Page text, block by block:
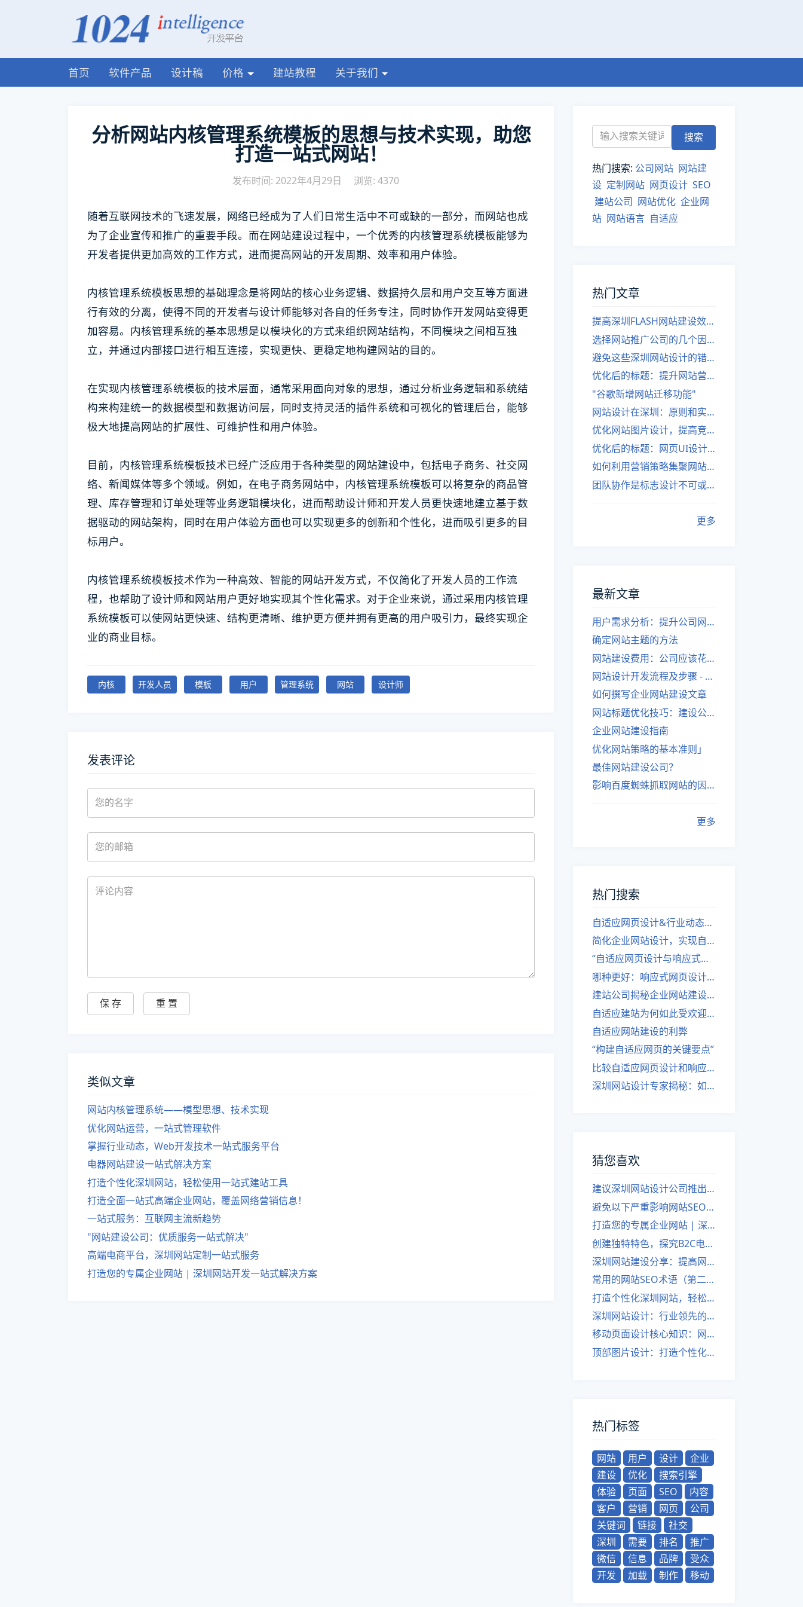
首页 软件产品 设计稿 价格 建站教程 关于我们
分析网站内核管理系统模板的思想与技术实现，助您
打造一站式网站！
发布时间: 2022年4月29日 浏览: 4370
随着互联网技术的飞速发展，网络已经成为了人们日常生活中不可或缺的一部分，而网站也成
为了企业宣传和推广的重要手段。而在网站建设过程中，一个优秀的内核管理系统模板能够为
开发者提供更加高效的工作方式，进而提高网站的开发周期、效率和用户体验。
内核管理系统模板思想的基础理念是将网站的核心业务逻辑、数据持久层和用户交互等方面进
行有效的分离，使得不同的开发者与设计师能够对各自的任务专注，同时协作开发网站变得更
加容易。内核管理系统的基本思想是以模块化的方式来组织网站结构，不同模块之间相互独
立，并通过内部接口进行相互连接，实现更快、更稳定地构建网站的目的。
在实现内核管理系统模板的技术层面，通常采用面向对象的思想，通过分析业务逻辑和系统结
构来构建统一的数据模型和数据访问层，同时支持灵活的插件系统和可视化的管理后台，能够
极大地提高网站的扩展性、可维护性和用户体验。
目前，内核管理系统模板技术已经广泛应用于各种类型的网站建设中，包括电子商务、社交网
络、新闻媒体等多个领域。例如，在电子商务网站中，内核管理系统模板可以将复杂的商品管
理、库存管理和订单处理等业务逻辑模块化，进而帮助设计师和开发人员更快速地建立基于数
据驱动的网站架构，同时在用户体验方面也可以实现更多的创新和个性化，进而吸引更多的目
标用户。
内核管理系统模板技术作为一种高效、智能的网站开发方式，不仅简化了开发人员的工作流
程，也帮助了设计师和网站用户更好地实现其个性化需求。对于企业来说，通过采用内核管理
系统模板可以使网站更快速、结构更清晰、维护更方便并拥有更高的用户吸引力，最终实现企
业的商业目标。
内核 开发人员 模板 用户 管理系统 网站 设计师
发表评论
类似文章
网站内核管理系统——模型思想、技术实现
优化网站运营，一站式管理软件
掌握行业动态，Web开发技术一站式服务平台
电器网站建设一站式解决方案
打造个性化深圳网站，轻松使用一站式建站工具
打造全面一站式高端企业网站，覆盖网络营销信息！
一站式服务：互联网主流新趋势
"网站建设公司：优质服务一站式解决"
高端电商平台，深圳网站定制一站式服务
打造您的专属企业网站 | 深圳网站开发一站式解决方案
热门搜索: 公司网站 网站建
设 定制网站 网页设计 SEO
建站公司 网站优化 企业网
站 网站语言 自适应
热门文章
提高深圳FLASH网站建设效率的建议
选择网站推广公司的几个因素
避免这些深圳网站设计的错误
优化后的标题：提升网站营销绩效的策略
"谷歌新增网站迁移功能"
网站设计在深圳：原则和实践
优化网站图片设计，提高竞争力
优化后的标题：网页UI设计与APP UI设计应用软件
如何利用营销策略集聚网站流量
团队协作是标志设计不可或缺的一部分
更多
最新文章
用户需求分析：提升公司网站建设效果
确定网站主题的方法
网站建设费用：公司应该花费多少？
网站设计开发流程及步骤 - 优化后的标题
如何撰写企业网站建设文章
网站标题优化技巧：建设公司的专业指导
企业网站建设指南
优化网站策略的基本准则」
最佳网站建设公司？
影响百度蜘蛛抓取网站的因素有哪些？
更多
热门搜索
自适应网页设计&行业动态，关注建站。
简化企业网站设计，实现自适应设计的方法
“自适应网页设计与响应式网站建设的异同”
哪种更好：响应式网页设计还是自适应网站？
建站公司揭秘企业网站建设核心原则
自适应建站为何如此受欢迎？
自适应网站建设的利弊
“构建自适应网页的关键要点”
比较自适应网页设计和响应式网站的差异
深圳网站设计专家揭秘：如何实现自适应网页设计
猜您喜欢
建议深圳网站设计公司推出更有效的网站推广计划（第二部分）
避免以下严重影响网站SEO的错误方法。
打造您的专属企业网站 | 深圳网站开发一站式解决方案
创建独特特色，探究B2C电商网站建设的优势
深圳网站建设分享：提高网站推广的方法——优化新闻更新发布
常用的网站SEO术语（第二部分）
打造个性化深圳网站，轻松使用一站式建站工具
深圳网站设计：行业领先的企业网站开发解决方案
移动页面设计核心知识：网站设计师必备
顶部图片设计：打造个性化网站。
热门标签
网站 用户 设计
企业
建设
优化
搜索引擎
体验
页面 SEO
内容
客户
营销 网页
公司
关键词
链接
社交
深圳
需要 排名
推广
微信
信息 品牌
受众
开发
加载 制作 移动